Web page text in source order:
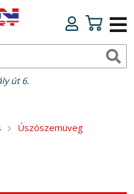
út 6.
Úszószemüveg